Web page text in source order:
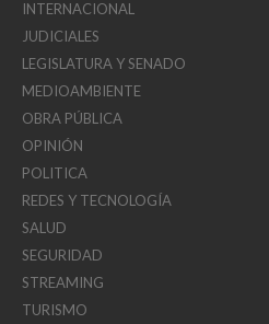
INTERNACIONAL
JUDICIALES
LEGISLATURA Y SENADO
MEDIOAMBIENTE
OBRA PÚBLICA
OPINIÓN
POLITICA
REDES Y TECNOLOGÍA
SALUD
SEGURIDAD
STREAMING
TURISMO